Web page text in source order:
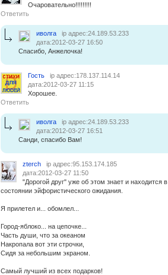
Очаровательно!!!!!!!!!
Ответить
иволга
ip адрес:24.189.53.233
дата:2012-03-27 16:50
Спасибо, Анжелочка!
Гость
ip адрес:178.137.114.14
дата:2012-03-27 11:15
Хорошее.
Ответить
иволга
ip адрес:24.189.53.233
дата:2012-03-27 16:51
Санди, спасибо Вам!
zterch
ip адрес:95.153.174.185
дата:2012-03-27 11:50
"Дорогой друг" уже об этом знает и находится в
состоянии эйфористического ожидания.
Я прилетел и... обомлел...
Город-яблоко... на цепочке...
Часть души, что за океаном
Накропала вот эти строчки,
Сидя за небольшим экраном.
Самый лучший из всех подарков!